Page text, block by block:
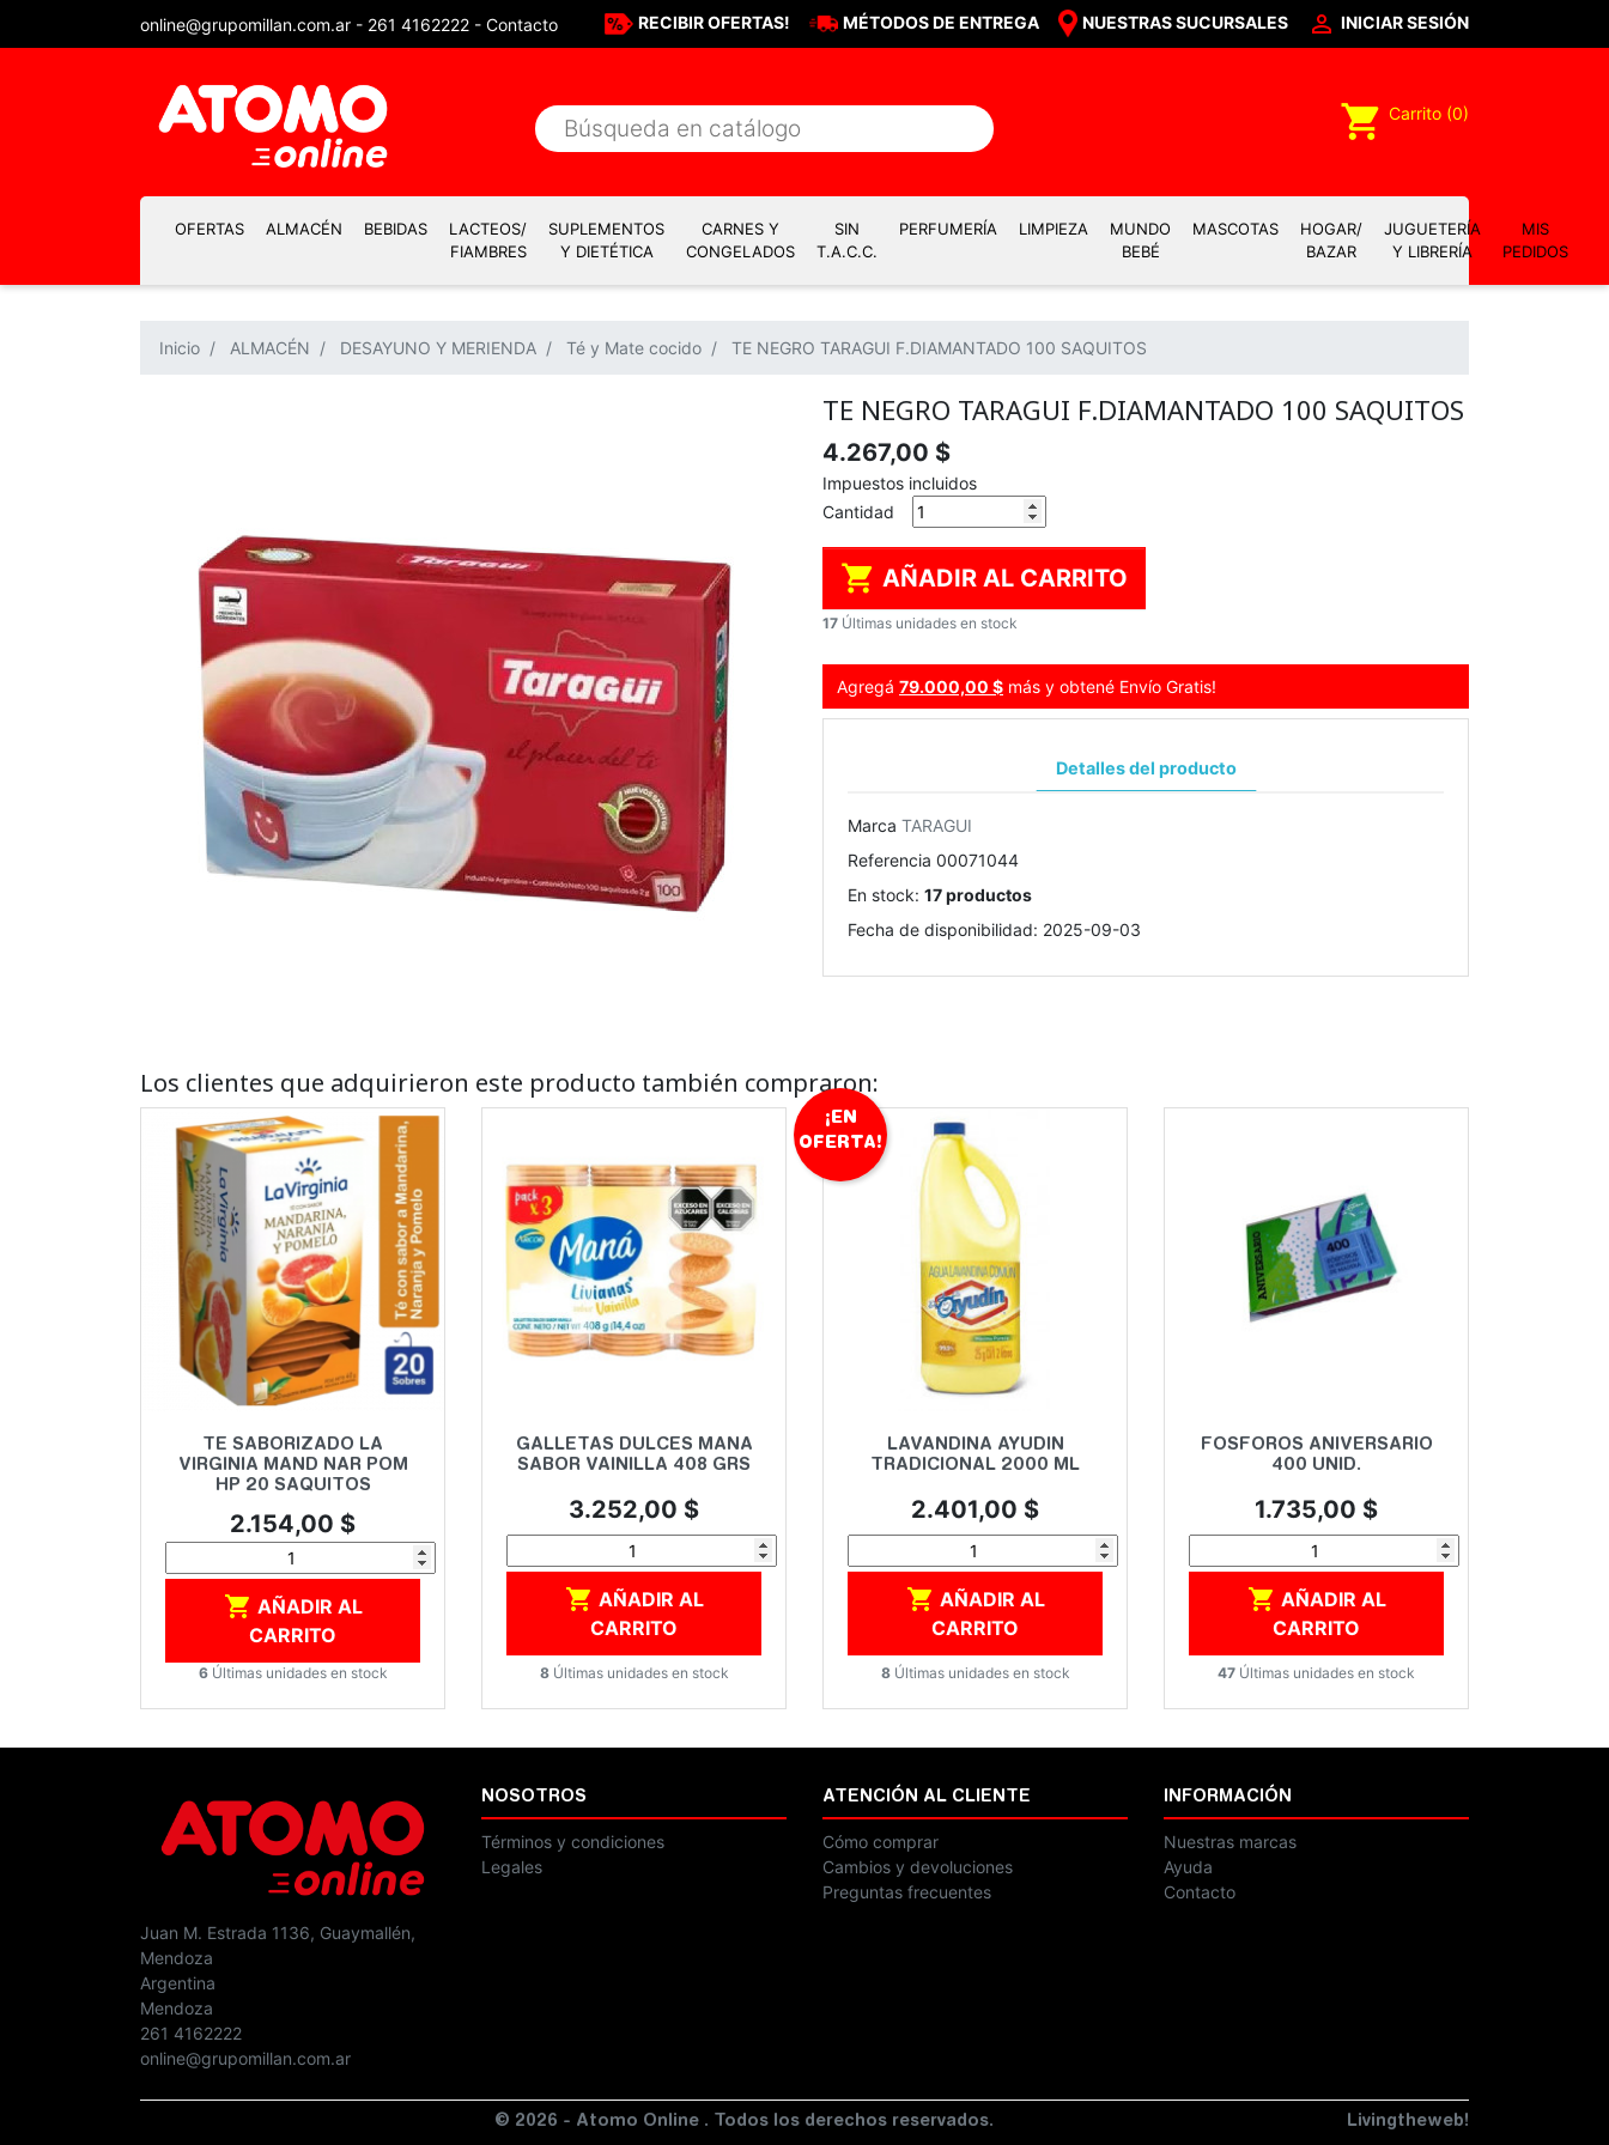
online@grupomillan.com.ar - 261 4162222 - Contacto RECIBIR OFERTAS! MÉTODOS DE ENTREGA NUESTRAS SUCURSALES  INICIAR SESIÓN
shopping_cart Carrito (0)
OFERTAS ALMACÉN BEBIDAS
LACTEOS/
FIAMBRES
SUPLEMENTOS
Y DIETÉTICA
CARNES Y
CONGELADOS
SIN
T.A.C.C.
PERFUMERÍA LIMPIEZA
MUNDO
BEBÉ
MASCOTAS
HOGAR/
BAZAR
JUGUETERÍA
Y LIBRERÍA
MIS
PEDIDOS
Inicio ALMACÉN DESAYUNO Y MERIENDA Té y Mate cocido TE NEGRO TARAGUI F.DIAMANTADO 100 SAQUITOS
TE NEGRO TARAGUI F.DIAMANTADO 100 SAQUITOS
4.267,00 $
Impuestos incluidos
Cantidad
 AÑADIR AL CARRITO
17 Últimas unidades en stock
Agregá 79.000,00 $ más y obtené Envío Gratis!
Detalles del producto
Marca TARAGUI
Referencia 00071044
En stock: 17 productos
Fecha de disponibilidad: 2025-09-03
Los clientes que adquirieron este producto también compraron:
Vista rápida
TE SABORIZADO LA
VIRGINIA MAND NAR POM
HP 20 SAQUITOS
Precio
2.154,00 $

CARRITO
6 Últimas unidades en stock
Vista rápida
GALLETAS DULCES MANA
SABOR VAINILLA 408 GRS
Precio
3.252,00 $

CARRITO
8 Últimas unidades en stock
Vista rápida
LAVANDINA AYUDIN
TRADICIONAL 2000 ML
Precio
2.401,00 $

CARRITO
8 Últimas unidades en stock
¡EN
OFERTA!
Vista rápida
FOSFOROS ANIVERSARIO
400 UNID.
Precio
1.735,00 $

CARRITO
47 Últimas unidades en stock
Juan M. Estrada 1136, Guaymallén,
Mendoza
Argentina
Mendoza
261 4162222
online@grupomillan.com.ar
NOSOTROS
Términos y condiciones
Legales
ATENCIÓN AL CLIENTE
Cómo comprar
Cambios y devoluciones
Preguntas frecuentes
INFORMACIÓN
Nuestras marcas
Ayuda
Contacto
© 2026 - Atomo Online . Todos los derechos reservados. Livingtheweb!